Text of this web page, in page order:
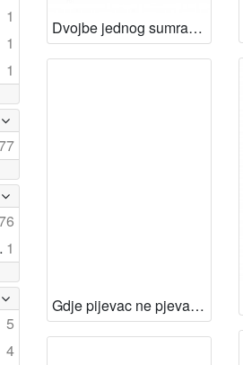
1
1
1
1
5
4
Dvojbe jednog sumraka / Ivan Aralica
Gdje pijevac ne pjeva / Ivan Aralica ; [ilustrirao Ivan Lacković Croata]